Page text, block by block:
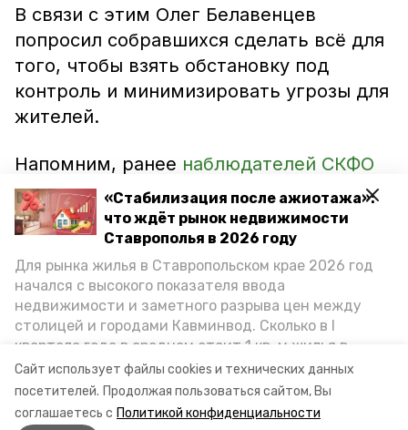
Сайт использует файлы cookies и технических данных
посетителей. Продолжая пользоваться сайтом, Вы
соглашаетесь с Политикой конфиденциальности
«Стабилизация после ажиотажа»:
что ждёт рынок недвижимости
Ставрополья в 2026 году
Для рынка жилья в Ставропольском крае 2026 год
начался с высокого показателя ввода
недвижимости и заметного разрыва цен между
столицей и городами Кавминвод. Сколько в I
квартале года в среднем стоит 1 кв. м жилья в
городах и округах региона, как изменился спрос на
первичку и вторичку, какова себестоимость
стройки собственного жилья в этом году и какие
прогнозы о стоимости квадратных метров дают
В связи с этим Олег Белавенцев
попросил собравшихся сделать всё для
того, чтобы взять обстановку под
контроль и минимизировать угрозы для
жителей.
Напомним, ранее наблюдателей СКФО
подготовилик качественной работе на
выборах президента. Представители
северокавказских регионов приняли
участие в вебинаре «Национального
общественного мониторинга».
До этого в городе-курорте также
готовили общественных наблюдателей
на молодёжном семинаре.